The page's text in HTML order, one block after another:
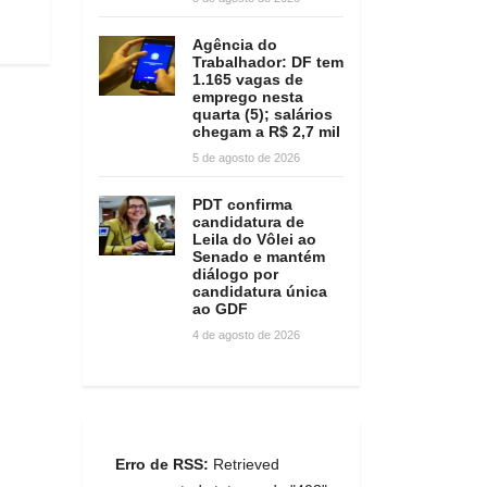
Agência do
Trabalhador: DF tem
1.165 vagas de
emprego nesta
quarta (5); salários
chegam a R$ 2,7 mil
5 de agosto de 2026
PDT confirma
candidatura de
Leila do Vôlei ao
Senado e mantém
diálogo por
candidatura única
ao GDF
4 de agosto de 2026
Erro de RSS: Retrieved